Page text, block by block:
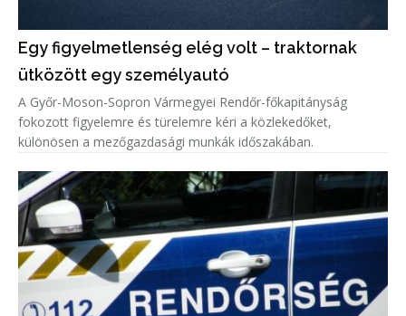
Egy figyelmetlenség elég volt – traktornak
ütközött egy személyautó
A Győr-Moson-Sopron Vármegyei Rendőr-főkapitányság
fokozott figyelemre és türelemre kéri a közlekedőket,
különösen a mezőgazdasági munkák időszakában.